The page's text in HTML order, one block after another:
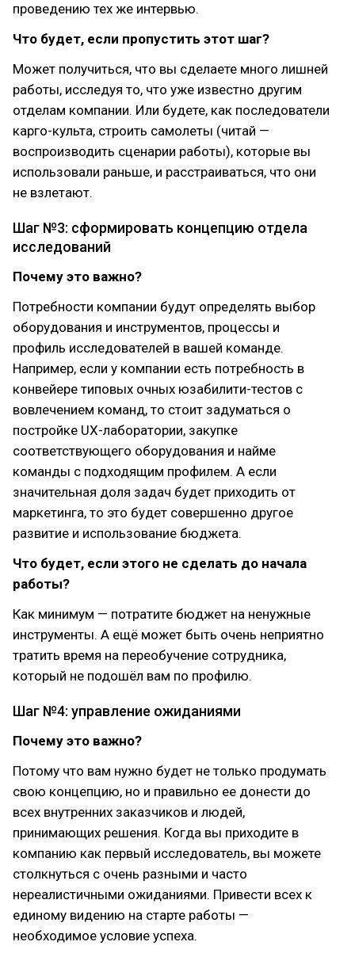
проведению тех же интервью.
Что будет, если пропустить этот шаг?
Может получиться, что вы сделаете много лишней
работы, исследуя то, что уже известно другим
отделам компании. Или будете, как последователи
карго-культа, строить самолеты (читай —
воспроизводить сценарии работы), которые вы
использовали раньше, и расстраиваться, что они
не взлетают.
Шаг №3: сформировать концепцию отдела
исследований
Почему это важно?
Потребности компании будут определять выбор
оборудования и инструментов, процессы и
профиль исследователей в вашей команде.
Например, если у компании есть потребность в
конвейере типовых очных юзабилити-тестов с
вовлечением команд, то стоит задуматься о
постройке UX-лаборатории, закупке
соответствующего оборудования и найме
команды с подходящим профилем. А если
значительная доля задач будет приходить от
маркетинга, то это будет совершенно другое
развитие и использование бюджета.
Что будет, если этого не сделать до начала
работы?
Как минимум — потратите бюджет на ненужные
инструменты. А ещё может быть очень неприятно
тратить время на переобучение сотрудника,
который не подошёл вам по профилю.
Шаг №4: управление ожиданиями
Почему это важно?
Потому что вам нужно будет не только продумать
свою концепцию, но и правильно ее донести до
всех внутренних заказчиков и людей,
принимающих решения. Когда вы приходите в
компанию как первый исследователь, вы можете
столкнуться с очень разными и часто
нереалистичными ожиданиями. Привести всех к
единому видению на старте работы —
необходимое условие успеха.